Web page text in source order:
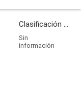
Clasificación por edades
Sin
información